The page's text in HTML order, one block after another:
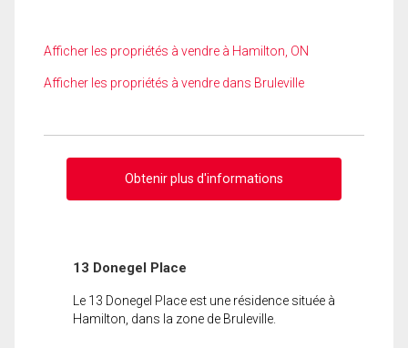
Afficher les propriétés à vendre à Hamilton, ON
Afficher les propriétés à vendre dans Bruleville
Obtenir plus d'informations
13 Donegel Place
Le 13 Donegel Place est une résidence située à
Hamilton, dans la zone de Bruleville.